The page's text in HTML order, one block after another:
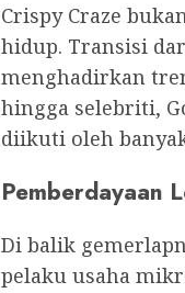
Crispy Craze
hidup. Transisi
menghadirkan
hingga selebriti,
diikuti oleh
Pemberdayaan
Di balik
pelaku usaha